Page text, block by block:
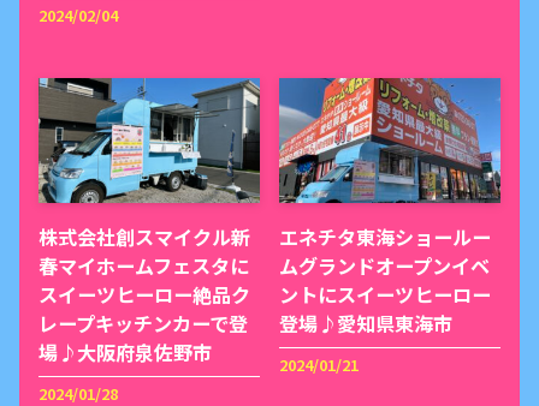
2024/02/04
株式会社創スマイクル新
春マイホームフェスタに
スイーツヒーロー絶品ク
レープキッチンカーで登
場♪大阪府泉佐野市
2024/01/28
エネチタ東海ショールー
ムグランドオープンイベ
ントにスイーツヒーロー
登場♪愛知県東海市
2024/01/21